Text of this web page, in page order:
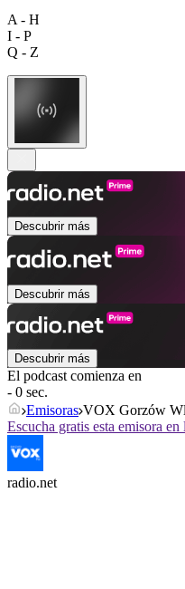
A - H
I - P
Q - Z
Descubrir más
Descubrir más
Descubrir más
El podcast comienza en
- 0 sec.
Emisoras VOX Gorzów
Escucha gratis esta emisora
radio.net